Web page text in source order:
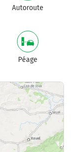
Autoroute
Péage